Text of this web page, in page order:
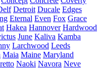
Detroit Ducale Edges
Eternal Even Fox Grace
Hakea Hannover Hardwood
June Kaliva Kamba
Larchwood Leeds
Maia Maine Maryland
Naoki Navora Neve